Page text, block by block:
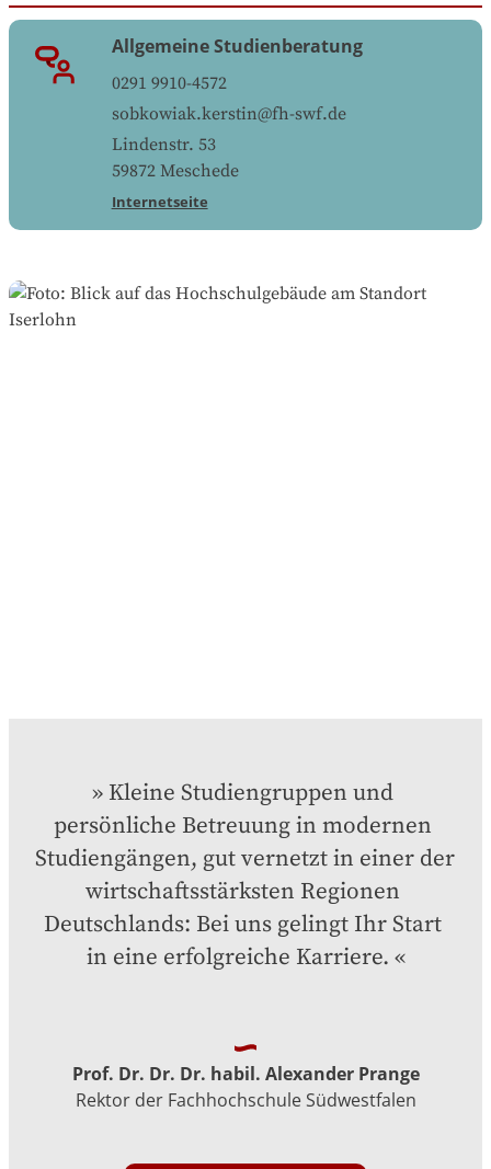
Allgemeine Studienberatung
0291 9910-4572
sobkowiak.kerstin@fh-swf.de
Lindenstr. 53
59872 Meschede
Internetseite
Kleine Studiengruppen und
persönliche Betreuung in modernen
Studiengängen, gut vernetzt in einer der
wirtschaftsstärksten Regionen
Deutschlands: Bei uns gelingt Ihr Start
in eine erfolgreiche Karriere.
Prof. Dr. Dr. Dr. habil. Alexander Prange
Rektor der Fachhochschule Südwestfalen